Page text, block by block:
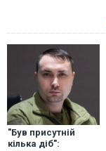
"Був присутній
кілька діб":